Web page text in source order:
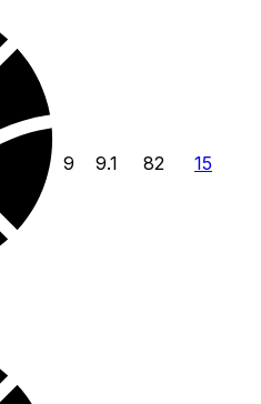
9 9.1 82 15